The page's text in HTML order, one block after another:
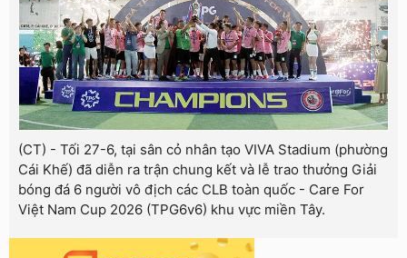
(CT) - Tối 27-6, tại sân cỏ nhân tạo VIVA Stadium (phường
Cái Khế) đã diễn ra trận chung kết và lễ trao thưởng Giải
bóng đá 6 người vô địch các CLB toàn quốc - Care For
Việt Nam Cup 2026 (TPG6v6) khu vực miền Tây.